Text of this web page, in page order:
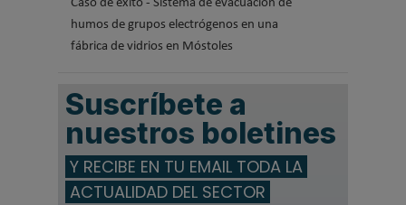
Caso de éxito - Sistema de evacuación de
humos de grupos electrógenos en una
fábrica de vidrios en Móstoles
Suscríbete a
nuestros boletines
Y RECIBE EN TU EMAIL TODA LA
ACTUALIDAD DEL SECTOR